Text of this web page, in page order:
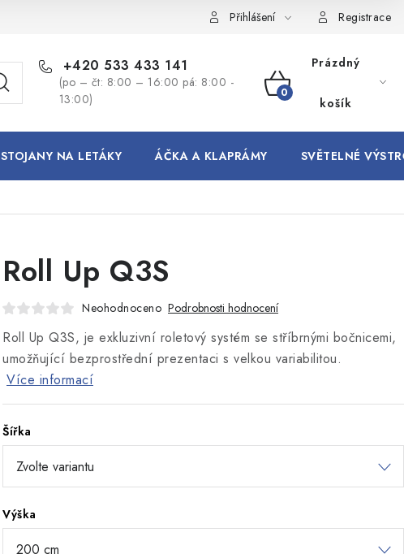
Přihlášení Registrace
+420 533 433 141
(po – čt: 8:00 – 16:00 pá: 8:00 -
13:00)
NÁKUPNÍ
Prázdný
košík
STOJANY NA LETÁKY ÁČKA A KLAPRÁMY SVĚTELNÉ
Roll Up Q3S
Neohodnoceno Podrobnosti hodnocení
Roll Up Q3S, je exkluzivní roletový systém se stříbrnými bočnicemi,
umožňující bezprostřední prezentaci s velkou variabilitou.
Více informací
Šířka
Výška